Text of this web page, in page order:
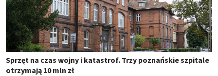
Sprzęt na czas wojny i katastrof. Trzy poznańskie szpitale
otrzymają 10 mln zł